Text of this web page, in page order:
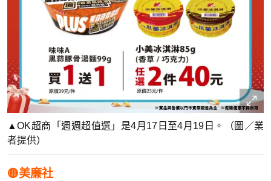
▲OK超商「週週超值選」是4月17日至4月19日。（圖／業
者提供）
🟡美廉社